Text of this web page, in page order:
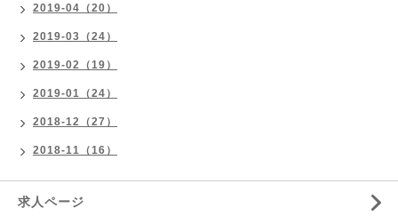
2019-04（20）
2019-03（24）
2019-02（19）
2019-01（24）
2018-12（27）
2018-11（16）
求人ページ